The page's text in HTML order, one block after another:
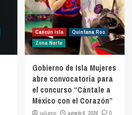
Cancún isla
Quintana Roo
Zona Norte
Gobierno de Isla Mujeres
abre convocatoria para
el concurso “Cántale a
México con el Corazón”
julianp agosto 6, 2026 0